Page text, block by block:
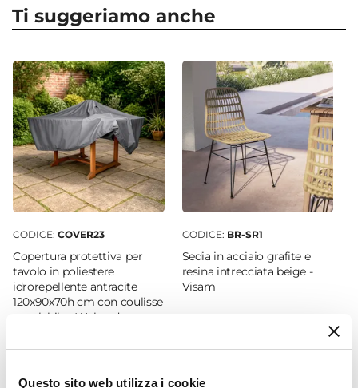
Questo sito web utilizza i cookie
manutenzione come lecover protettive
utilizzare teli in cotone o plastica non specifici,
raccomandato, inoltre, non utilizzare prodotti
chimici aggressivi.
Forma
Dimensioni
110 x 70 cm
Altezza
71 cm
Materiale Piano
Alluminio
Colore Piano
Alluminio
Colore Struttura
Grafite
Effetto legno
Ti suggeriamo anche
CODICE: COVER23
Copertura protettiva per
tavolo in poliestere
idrorepellente antracite
120x90x70h cm con coulisse
regolabile - Wakanda
€ 21,00
CODICE: BR-SR1
Sedia in acciaio grafite e
resina intrecciata beige -
Visam
€ 79,00